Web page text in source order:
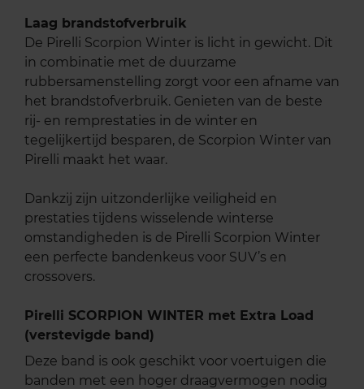
Laag brandstofverbruik
De Pirelli Scorpion Winter is licht in gewicht. Dit
in combinatie met de duurzame
rubbersamenstelling zorgt voor een afname van
het brandstofverbruik. Genieten van de beste
rij- en remprestaties in de winter en
tegelijkertijd besparen, de Scorpion Winter van
Pirelli maakt het waar.
Dankzij zijn uitzonderlijke veiligheid en
prestaties tijdens wisselende winterse
omstandigheden is de Pirelli Scorpion Winter
een perfecte bandenkeus voor SUV’s en
crossovers.
Pirelli SCORPION WINTER met Extra Load
(verstevigde band)
Deze band is ook geschikt voor voertuigen die
banden met een hoger draagvermogen nodig